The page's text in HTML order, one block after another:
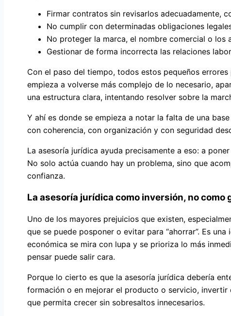
Firmar contratos sin revisarlos adecuadamente,
No cumplir con determinadas obligaciones
No proteger la marca, el nombre comercial o los
Gestionar de forma incorrecta las relaciones
Con el paso del tiempo, todos estos pequeños
empieza a volverse más complejo de lo necesario,
una estructura clara, intentando resolver sobre la
Y ahí es donde se empieza a notar la falta de una
con coherencia, con organización y con seguridad
La asesoría jurídica ayuda precisamente a eso: a
No solo actúa cuando hay un problema, sino que
confianza.
La asesoría jurídica como inversión, no como
Uno de los mayores prejuicios que existen,
que se puede posponer o evitar para “ahorrar”. Es
económica se mira con lupa y se prioriza lo más
pensar puede salir cara.
Porque lo cierto es que la asesoría jurídica debería
formación o en mejorar el producto o servicio,
que permita crecer sin sobresaltos innecesarios.